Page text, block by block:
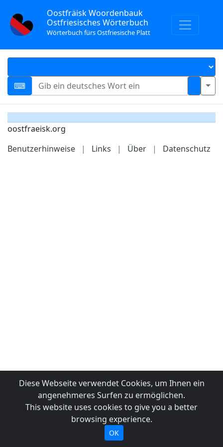
Oostfräisk Woordenbauk
Ostfriesisches Wörterbuch
Wörterbuch fürs Ostfriesische Platt
oostfraeisk.org
Benutzerhinweise
| Links | Über | Datenschutz
Diese Webseite verwendet Cookies, um Ihnen ein
angenehmeres Surfen zu ermöglichen.
This website uses cookies to give you a better
browsing experience.
OK